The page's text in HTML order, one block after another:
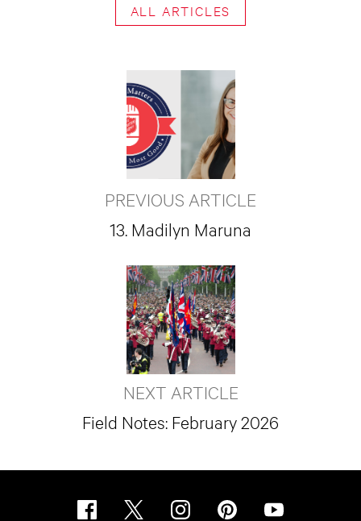
ALL ARTICLES
PREVIOUS ARTICLE
13. Madilyn Maruna
NEXT ARTICLE
Field Notes: February 2026